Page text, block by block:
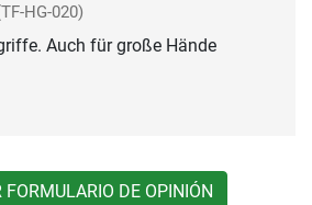
HG-020)
Auch für große Hände
FORMULARIO DE OPINIÓN